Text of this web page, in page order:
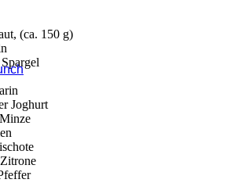
(ca. 150 g)
Joghurt